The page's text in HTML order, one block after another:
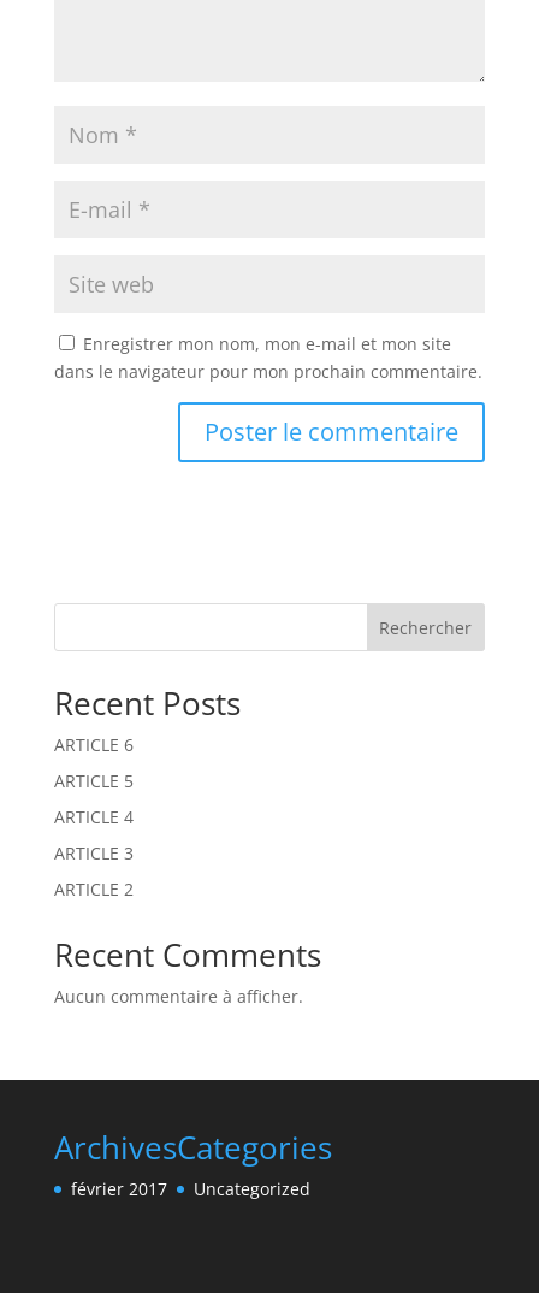
Enregistrer mon nom, mon e-mail et mon site
dans le navigateur pour mon prochain commentaire.
i
e
:
Rechercher
Recent Posts
ARTICLE 6
ARTICLE 5
ARTICLE 4
ARTICLE 3
ARTICLE 2
Recent Comments
Aucun commentaire à afficher.
Archives
février 2017
Categories
Uncategorized